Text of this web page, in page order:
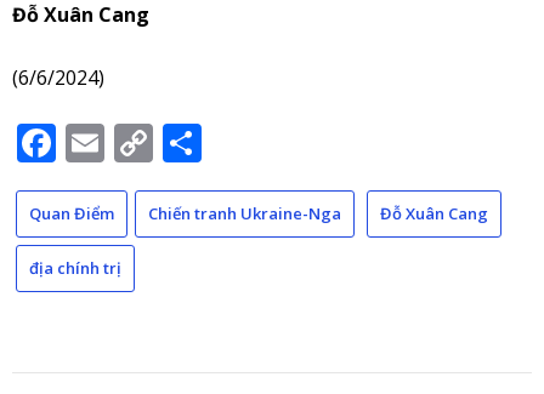
Đỗ Xuân Cang
(6/6/2024)
Facebook
Email
Copy
Link
Quan Điểm Chiến tranh Ukraine-Nga Đỗ Xuân Cang
địa chính trị